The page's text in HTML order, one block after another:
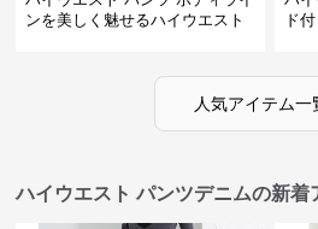
ンを美しく魅せるハイウエスト
ド
人気アイテム一
ハイウエスト パンツデニムの新着